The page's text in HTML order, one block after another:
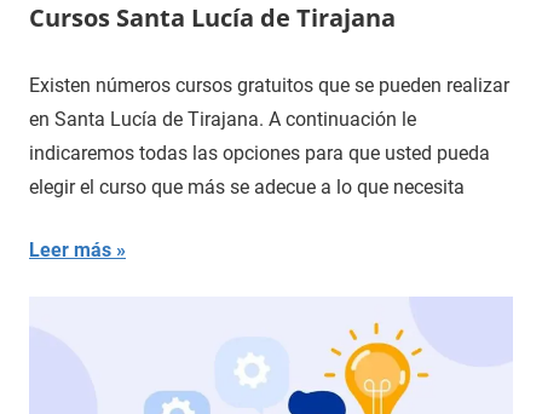
Cursos Santa Lucía de Tirajana
Existen números cursos gratuitos que se pueden realizar
en Santa Lucía de Tirajana. A continuación le
indicaremos todas las opciones para que usted pueda
elegir el curso que más se adecue a lo que necesita
Leer más